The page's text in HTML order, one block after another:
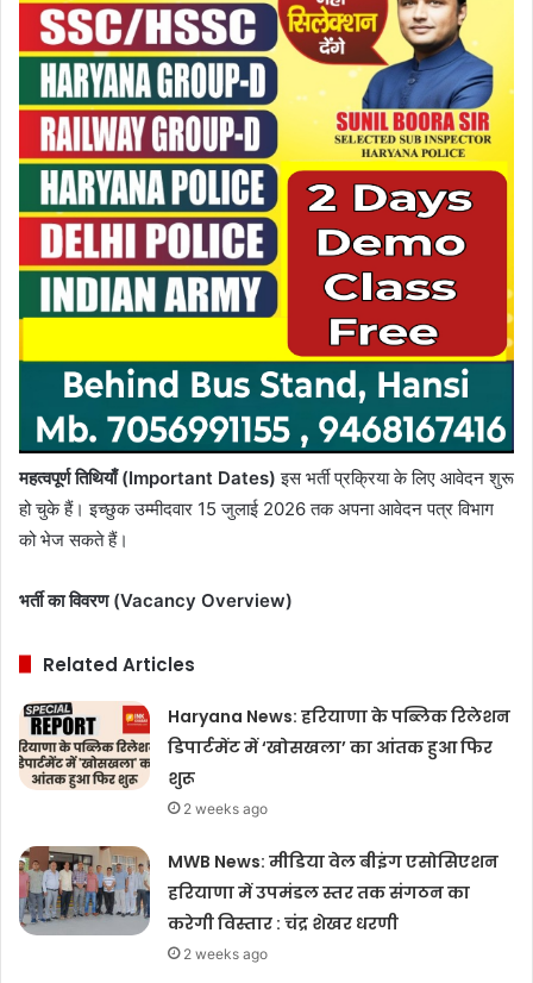
महत्वपूर्ण तिथियाँ (Important Dates) इस भर्ती प्रक्रिया के लिए आवेदन शुरू
हो चुके हैं। इच्छुक उम्मीदवार 15 जुलाई 2026 तक अपना आवेदन पत्र विभाग
को भेज सकते हैं।
भर्ती का विवरण (Vacancy Overview)
Related Articles
Haryana News: हरियाणा के पब्लिक रिलेशन
डिपार्टमेंट में ‘खोसखला’ का आंतक हुआ फिर
शुरू
2 weeks ago
MWB News: मीडिया वेल बीइंग एसोसिएशन
हरियाणा में उपमंडल स्तर तक संगठन का
करेगी विस्तार : चंद्र शेखर धरणी
2 weeks ago